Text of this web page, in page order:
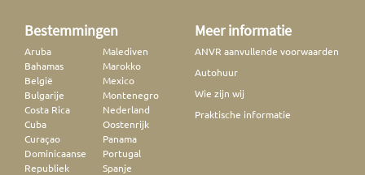
Bestemmingen
Aruba
Bahamas
België
Bulgarije
Costa Rica
Cuba
Curaçao
Dominicaanse
Republiek
Malediven
Marokko
Mexico
Montenegro
Nederland
Oostenrijk
Panama
Portugal
Spanje
Meer informatie
ANVR aanvullende voorwaarden
Autohuur
Wie zijn wij
Praktische informatie